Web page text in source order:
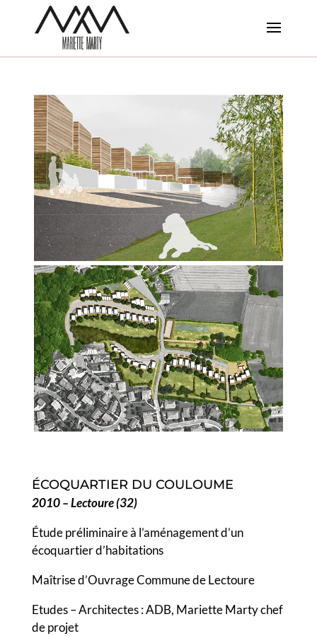
ÉCOQUARTIER DU COULOUME
2010 – Lectoure (32)
Étude préliminaire à l’aménagement d’un
écoquartier d’habitations
Maîtrise d’Ouvrage Commune de Lectoure
Etudes – Architectes : ADB, Mariette Marty chef
de projet